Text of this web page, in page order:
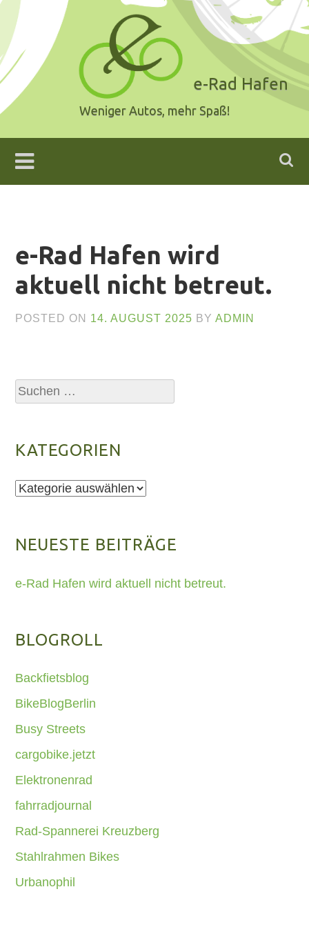
Skip
content
e-Rad Hafen
Weniger Autos, mehr Spaß!
e-Rad Hafen wird
aktuell nicht betreut.
POSTED ON 14. AUGUST 2025 BYADMIN
Suchen
nach:
KATEGORIEN
Kategorien
NEUESTE BEITRÄGE
e-Rad Hafen wird aktuell nicht betreut.
BLOGROLL
Backfietsblog
BikeBlogBerlin
Busy Streets
cargobike.jetzt
Elektronenrad
fahrradjournal
Rad-Spannerei Kreuzberg
Stahlrahmen Bikes
Urbanophil